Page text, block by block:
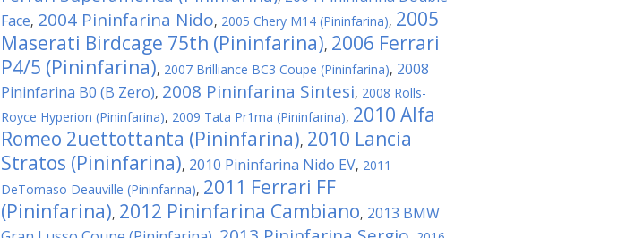
Face, 2004 Pininfarina Nido, 2005 Chery M14 (Pininfarina), 2005
Maserati Birdcage 75th (Pininfarina), 2006 Ferrari
P4/5 (Pininfarina), 2007 Brilliance BC3 Coupe (Pininfarina), 2008
Pininfarina B0 (B Zero), 2008 Pininfarina Sintesi, 2008 Rolls-
Royce Hyperion (Pininfarina), 2009 Tata Pr1ma (Pininfarina), 2010 Alfa
Romeo 2uettottanta (Pininfarina), 2010 Lancia
Stratos (Pininfarina), 2010 Pininfarina Nido EV, 2011
DeTomaso Deauville (Pininfarina), 2011 Ferrari FF
(Pininfarina), 2012 Pininfarina Cambiano, 2013 BMW